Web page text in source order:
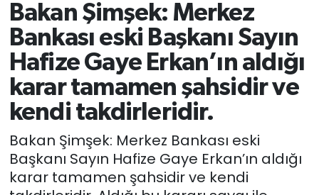
Bakan Şimşek: Merkez
Bankası eski Başkanı Sayın
Hafize Gaye Erkan’ın aldığı
karar tamamen şahsidir ve
kendi takdirleridir.
Bakan Şimşek: Merkez Bankası eski
Başkanı Sayın Hafize Gaye Erkan’ın aldığı
karar tamamen şahsidir ve kendi
SİYASET
MAGAZİN
Son Dakika Haberleri
Haber Arşivi